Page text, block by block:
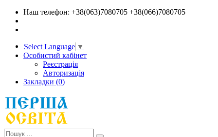
Наш телефон: +38(063)7080705 +38(066)7080705
Select Language ▼
Особистий кабінет
Реєстрація
Авторизація
Закладки (0)